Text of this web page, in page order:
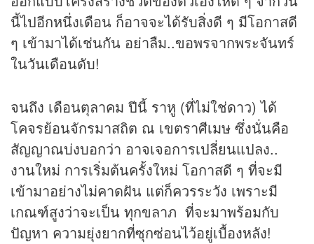
นี้ไปอีกหนึ่งเดือน ก็อาจจะได้รับสิ่งดี ๆ มีโอกาสดี
ๆ เข้ามาได้เช่นกัน อย่าลืม..ขอพรจากพระจันทร์
ในวันเดือนดับ!
จนถึง เดือนตุลาคม ปีนี้ ราหู (ที่ไม่ใช่ดาว) ได้
โคจรย้อนจักรมาสถิต ณ เขตราศีเมษ ซึ่งนั่นคือ
สัญญาณบ่งบอกว่า อาจเจอการเปลี่ยนแปลง..
งานใหม่ การเริ่มต้นครั้งใหม่ โอกาสดี ๆ ที่จะมี
เข้ามาอย่างไม่คาดฝัน แต่ก็ควรระวัง เพราะมี
เกณฑ์สูงว่าจะเป็น ทุกขลาภ ที่จะมาพร้อมกับ
ปัญหา ความยุ่งยากที่ซุกซ่อนไว้อยู่เบื้องหลัง!